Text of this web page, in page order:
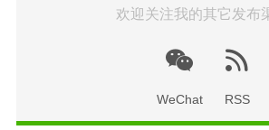
欢迎关注我的其它发布
WeChat RSS